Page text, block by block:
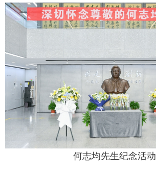
何志均先生纪念活动